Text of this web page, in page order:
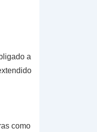
a
como